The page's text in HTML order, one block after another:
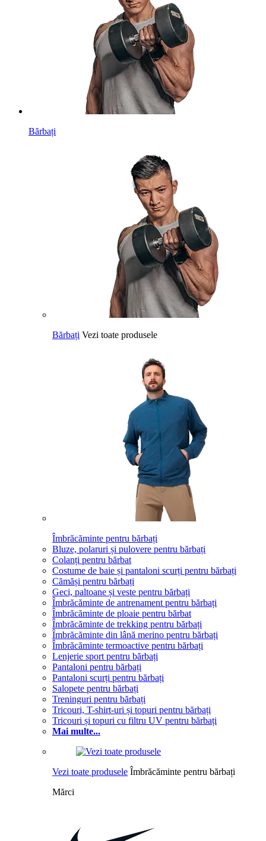
Bărbați
Bărbați Vezi toate produsele
Îmbrăcăminte pentru bărbați
Bluze, polaruri și pulovere pentru bărbați
Colanți pentru bărbat
Costume de baie și pantaloni scurți pentru bărbați
Cămăși pentru bărbați
Geci, paltoane și veste pentru bărbați
Îmbrăcăminte de antrenament pentru bărbați
Îmbrăcăminte de ploaie pentru bărbat
Îmbrăcăminte de trekking pentru bărbați
Îmbrăcăminte din lână merino pentru bărbați
Îmbrăcăminte termoactive pentru bărbați
Lenjerie sport pentru bărbați
Pantaloni pentru bărbați
Pantaloni scurți pentru bărbați
Salopete pentru bărbați
Treninguri pentru bărbați
Tricouri, T-shirt-uri și topuri pentru bărbați
Tricouri și topuri cu filtru UV pentru bărbați
Mai multe...
Vezi toate produsele Îmbrăcăminte pentru bărbați
Mărci